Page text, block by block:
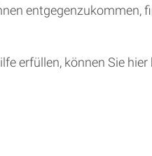
entgegenzukommen,
erfüllen, können Sie hier